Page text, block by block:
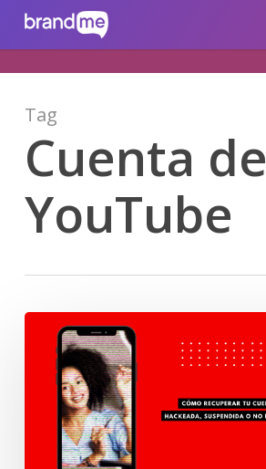
brandme.la
Tag
Cuenta de
YouTube